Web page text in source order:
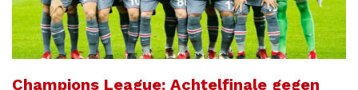
Champions League: Achtelfinale gegen